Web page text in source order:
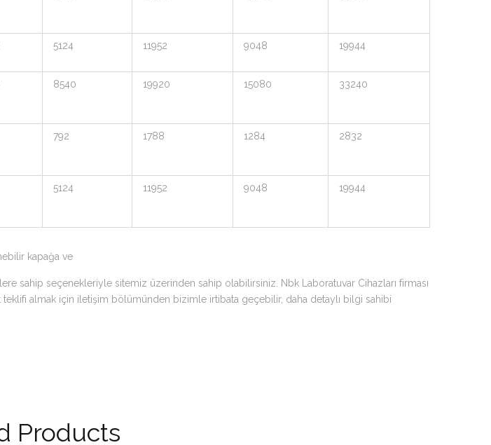
5124 11952 9048 19944
8540 19920 15080 33240
792 1788 1284 2832
5124 11952 9048 19944
kapağa ve
sahip seçenekleriyle sitemiz üzerinden sahip olabilirsiniz. Nbk Laboratuvar Cihazları firması
teklifi almak için iletişim bölümünden bizimle irtibata geçebilir, daha detaylı bilgi sahibi
Products